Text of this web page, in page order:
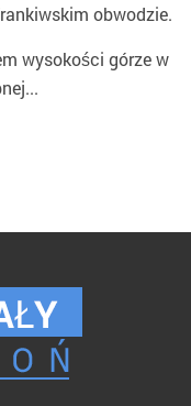
obwodzie.
wysokości górze w